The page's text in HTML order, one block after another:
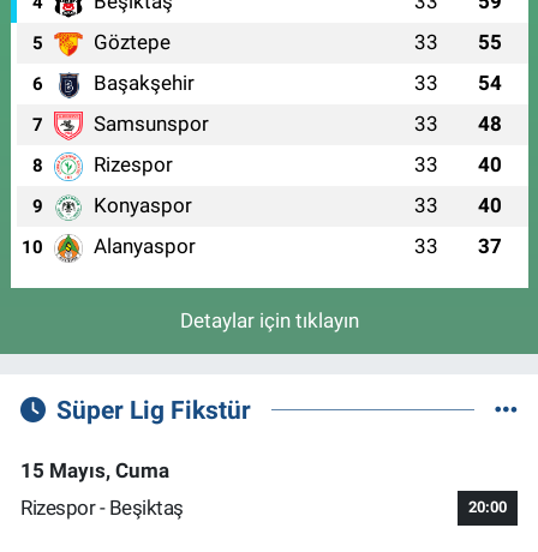
5 Göztepe 33 55
6 Başakşehir 33 54
7 Samsunspor 33 48
8 Rizespor 33 40
9 Konyaspor 33 40
10 Alanyaspor 33 37
Detaylar için tıklayın
Süper Lig Fikstür
15 Mayıs, Cuma
Rizespor - Beşiktaş
20:00